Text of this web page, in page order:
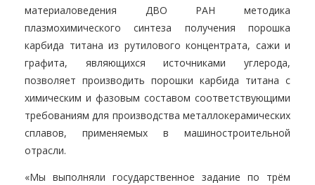
материаловедения ДВО РАН методика
плазмохимического синтеза получения порошка
карбида титана из рутилового концентрата, сажи и
графита, являющихся источниками углерода,
позволяет производить порошки карбида титана с
химическим и фазовым составом соответствующими
требованиям для производства металлокерамических
сплавов, применяемых в машиностроительной
отрасли.
«Мы выполняли государственное задание по трём